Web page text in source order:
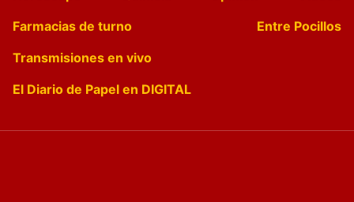
Farmacias de turno
Entre Pocillos
Transmisiones en vivo
El Diario de Papel en DIGITAL